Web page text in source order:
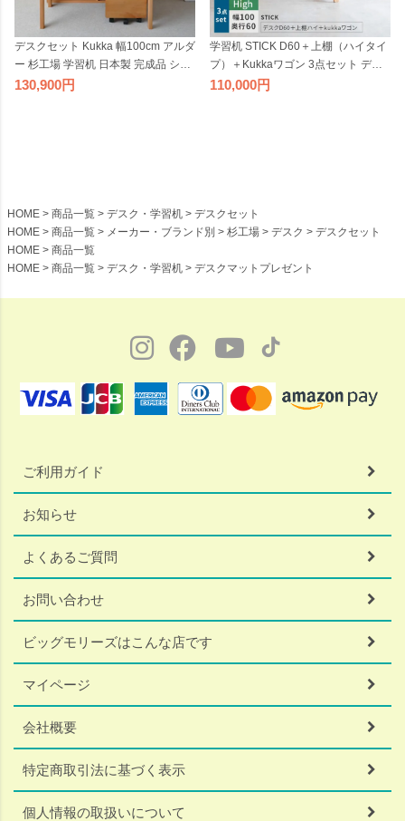
デスクセット Kukka 幅100cm アルダ
ー 杉工場 学習机 日本製 完成品 シン
プル オイル仕上げ 引出し付き 天然
130,900
学習机 STICK D60＋上棚（ハイタイ
プ）＋Kukkaワゴン 3点セット デス
クセット 奥行60cm 幅100cm 杉工場
110,000
HOME 商品一覧 デスク・学習机
デスクセット
HOME
商品一覧 メーカー・ブランド別 杉工場 デスク
デスクセット
HOME
商品一覧
HOME
商品一覧 デスク・学習机 デスクマットプレゼント
ご利用ガイド
お知らせ
よくあるご質問
お問い合わせ
ビッグモリーズはこんな店です
マイページ
会社概要
特定商取引法に基づく表示
個人情報の取扱いについて